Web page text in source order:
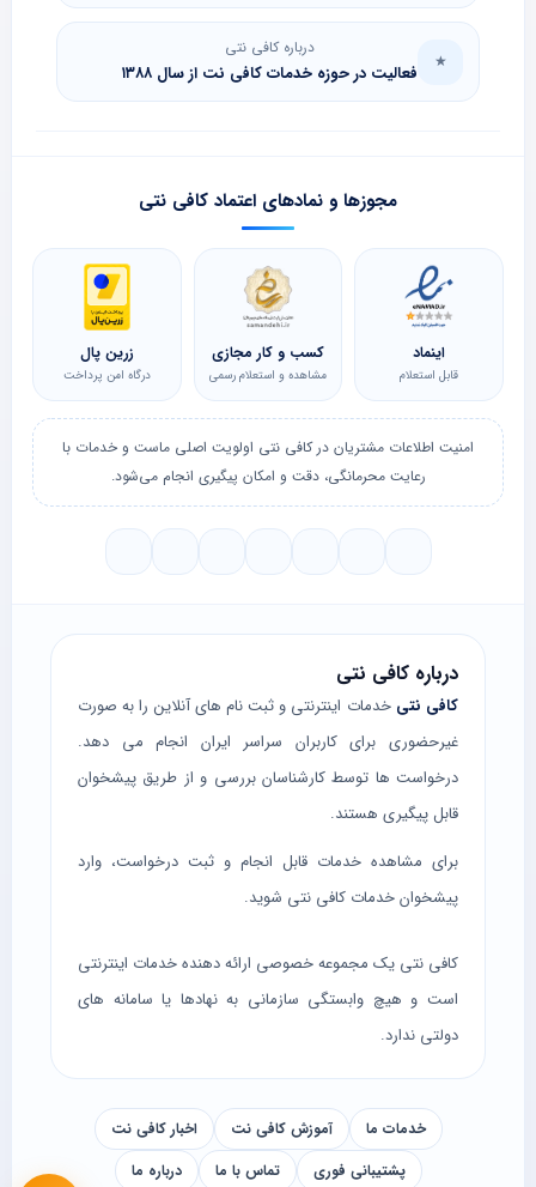
★
درباره کافی نتی
فعالیت در حوزه خدمات کافی نت از سال ۱۳۸۸
مجوزها و نمادهای اعتماد کافی نتی
اینماد
قابل استعلام
کسب و کار مجازی
مشاهده و استعلام رسمی
زرین پال
درگاه امن پرداخت
امنیت اطلاعات مشتریان در کافی نتی اولویت اصلی ماست و خدمات با
رعایت محرمانگی، دقت و امکان پیگیری انجام می‌شود.
درباره کافی نتی
کافی نتی خدمات اینترنتی و ثبت نام های آنلاین را به صورت
غیرحضوری برای کاربران سراسر ایران انجام می دهد.
درخواست ها توسط کارشناسان بررسی و از طریق پیشخوان
قابل پیگیری هستند.
برای مشاهده خدمات قابل انجام و ثبت درخواست، وارد
پیشخوان خدمات کافی نتی شوید.
کافی نتی یک مجموعه خصوصی ارائه دهنده خدمات اینترنتی
است و هیچ وابستگی سازمانی به نهادها یا سامانه های
دولتی ندارد.
خدمات ما آموزش کافی نت
اخبار کافی نت
پشتیبانی فوری
تماس با ما درباره ما